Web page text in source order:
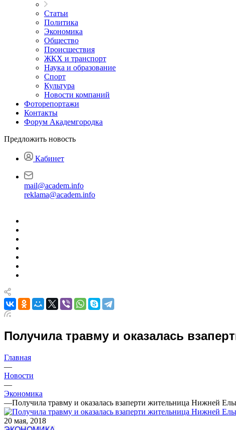
Статьи
Политика
Экономика
Общество
Происшествия
ЖКХ и транспорт
Наука и образование
Спорт
Культура
Новости компаний
Фоторепортажи
Контакты
Форум Академгородка
Предложить новость
Кабинет
mail@academ.info
reklama@academ.info
Получила травму и оказалась
Главная
—
Новости
—
Экономика
—Получила травму и оказалась взаперти жительница Нижней
20 мая, 2018